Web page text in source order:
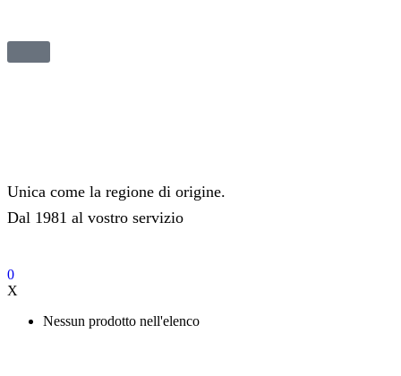
Unica come la regione di origine.
Dal 1981 al vostro servizio
0
X
Nessun prodotto nell'elenco